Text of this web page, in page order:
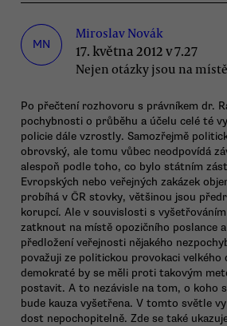
MN
Miroslav Novák
17. května 2012 v 7.27
Nejen otázky jsou na místě
Po přečtení rozhovoru s právníkem dr.
pochybnosti o průběhu a účelu celé té
policie dále vzrostly. Samozřejmě
obrovský, ale tomu vůbec neodpovídá
alespoň podle toho, co bylo státním
Evropských nebo veřejných zakázek
probíhá v ČR stovky, většinou jsou
korupcí. Ale v souvislosti s
zatknout na místě opozičního poslance
předložení veřejnosti nějakého
považuji ze politickou provokaci velkého
demokraté by se měli proti takovým
postavit. A to nezávisle na tom, o koho
bude kauza vyšetřena. V tomto světle
dost nepochopitelně. Zde se také